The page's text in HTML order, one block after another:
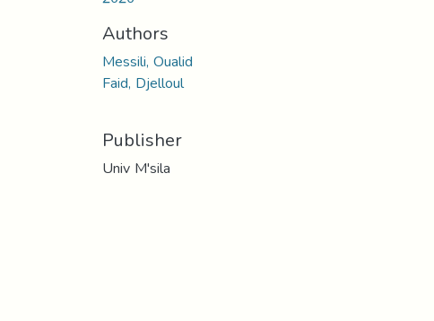
Authors
Messili, Oualid
Faid, Djelloul
Publisher
Univ M'sila